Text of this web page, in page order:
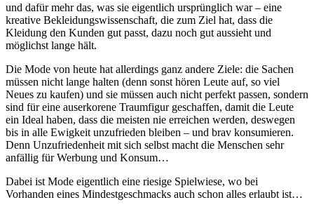
und dafür mehr das, was sie eigentlich ursprünglich war – eine
kreative Bekleidungswissenschaft, die zum Ziel hat, dass die
Kleidung den Kunden gut passt, dazu noch gut aussieht und
möglichst lange hält.
Die Mode von heute hat allerdings ganz andere Ziele: die Sachen
müssen nicht lange halten (denn sonst hören Leute auf, so viel
Neues zu kaufen) und sie müssen auch nicht perfekt passen, sondern
sind für eine auserkorene Traumfigur geschaffen, damit die Leute
ein Ideal haben, dass die meisten nie erreichen werden, deswegen
bis in alle Ewigkeit unzufrieden bleiben – und brav konsumieren.
Denn Unzufriedenheit mit sich selbst macht die Menschen sehr
anfällig für Werbung und Konsum…
Dabei ist Mode eigentlich eine riesige Spielwiese, wo bei
Vorhanden eines Mindestgeschmacks auch schon alles erlaubt ist…